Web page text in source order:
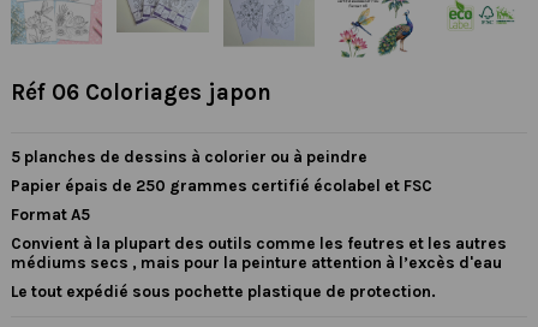
Réf 06 Coloriages japon
5 planches de dessins à colorier ou à peindre
Papier épais de 250 grammes certifié écolabel et FSC
Format A5
Convient à la plupart des outils comme les feutres et les autres
médiums secs , mais pour la peinture attention à l’excès d'eau
Le tout expédié sous pochette plastique de protection.